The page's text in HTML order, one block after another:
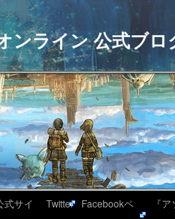
ンライン 公式ブロ
式サイ
Twitter
Facebookペ
『